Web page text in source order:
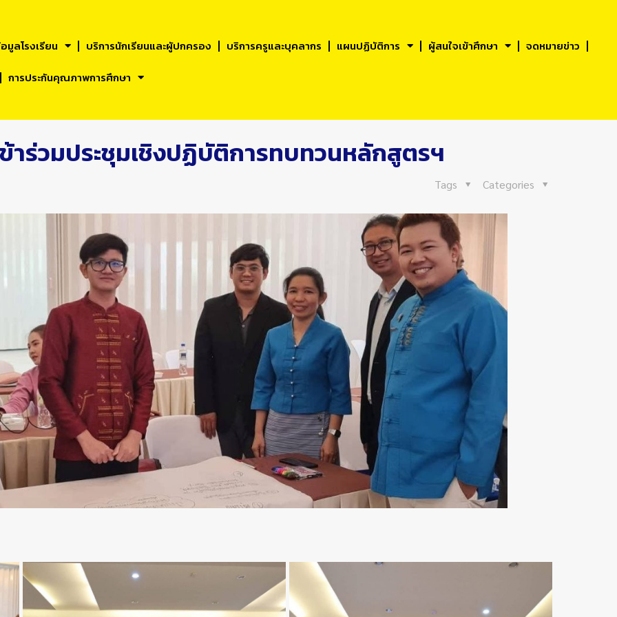
มูลโรงเรียน บริการนักเรียนและผูัปกครอง บริการครูและบุคลากร แผนปฏิบัติการ ผู้สนใจเข้าศึกษา
จดหมายข่าว
การประกันคุณภาพการศึกษา
าร่วมประชุมเชิงปฏิบัติการทบทวนหลักสูตรฯ
Categories
Tags